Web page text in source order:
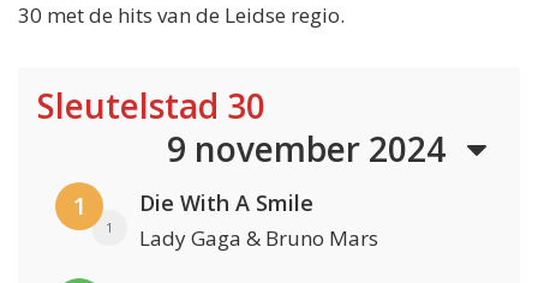
30 met de hits van de Leidse regio.
Sleutelstad 30
9 november 2024
1
1
Die With A Smile
Lady Gaga & Bruno Mars